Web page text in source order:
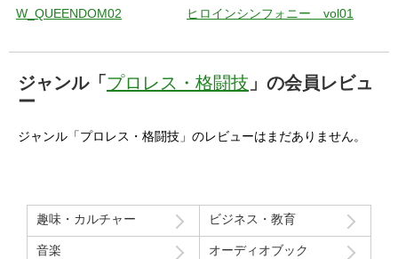
W_QUEENDOM02 ヒロインシンフォニー vol01
ジャンル「 プロレス・格闘技 」の会員レビュ
ー
ジャンル「プロレス・格闘技」のレビューはまだありません。
趣味・カルチャー ビジネス・教育
音楽 オーディオブック